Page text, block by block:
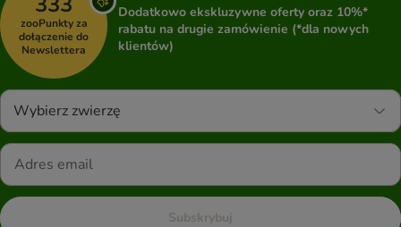
zooPunkty za
dołączenie do
Newslettera
Dodatkowo ekskluzywne oferty oraz 10%*
rabatu na drugie zamówienie (*dla nowych
klientów)
Wybierz zwierzę
Subskrybuj